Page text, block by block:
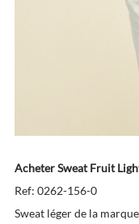
Acheter Sweat Fruit
Ref: 0262-156-0
Sweat léger de la